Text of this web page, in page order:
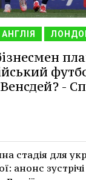
АНГЛІЯ
-
стадія для
анонс